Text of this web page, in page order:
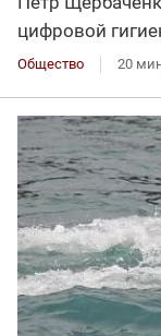
цифровой
Общество 20